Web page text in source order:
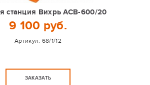
станция Вихрь АСВ-600/20
9 100 руб.
Артикул: 68/1/12
ЗАКАЗАТЬ